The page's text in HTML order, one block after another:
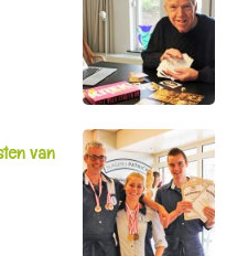
van